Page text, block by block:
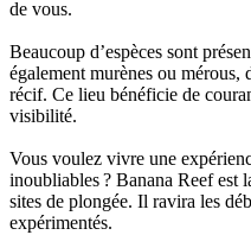
de vous.
Beaucoup d’espèces sont
également murènes ou mérous,
récif. Ce lieu bénéficie de
visibilité.
Vous voulez vivre une
inoubliables ? Banana Reef est
sites de plongée. Il ravira les
expérimentés.